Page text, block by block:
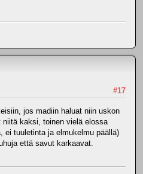
#17
jos madiin haluat niin uskon
kaksi, toinen vielä elossa
ei tuuletinta ja elmukelmu päällä)
että savut karkaavat.